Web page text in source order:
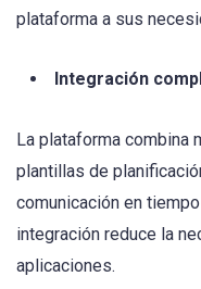
plataforma a sus
Integración
La plataforma combina
plantillas de
comunicación en
integración reduce la
aplicaciones.